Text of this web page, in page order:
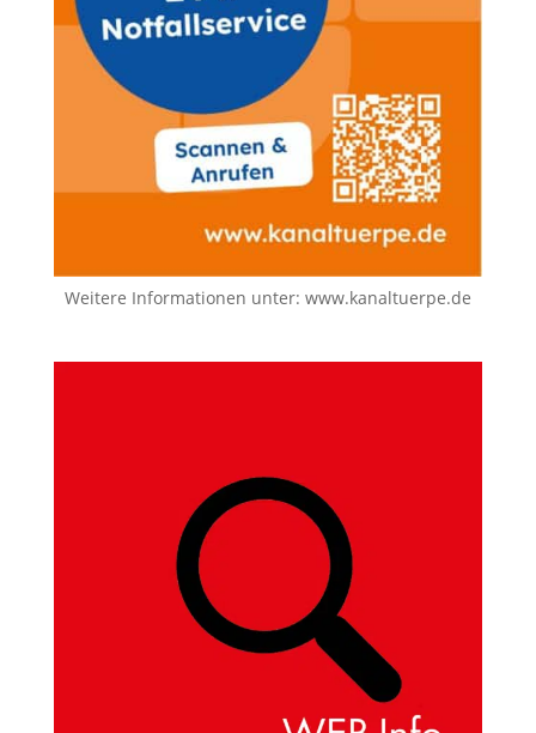
Weitere Informationen unter: www.kanaltuerpe.de